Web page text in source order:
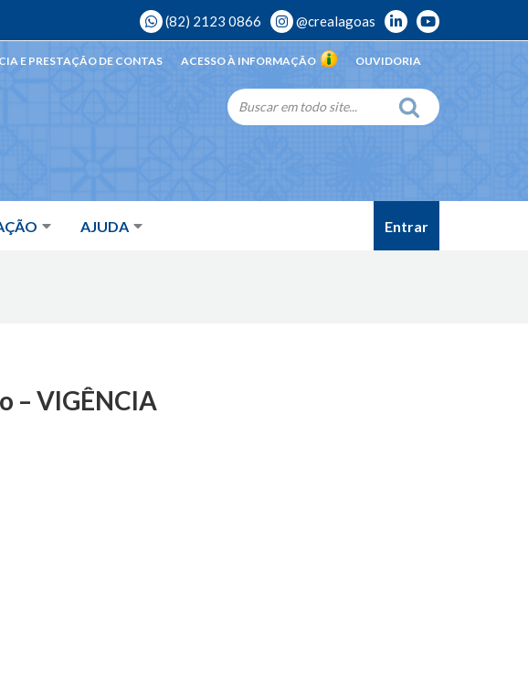
(82) 2123 0866 @crealagoas
AJUDA
OUVIDORIA
ACESSO À INFORMAÇÃO
E PRESTAÇÃO DE CONTAS
Entrar
– VIGÊNCIA